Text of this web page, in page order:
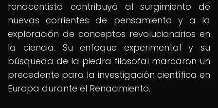
renacentista contribuyó al surgimiento de
nuevas corrientes de pensamiento y a la
exploración de conceptos revolucionarios en
la ciencia. Su enfoque experimental y su
búsqueda de la piedra filosofal marcaron un
precedente para la investigación científica en
Europa durante el Renacimiento.